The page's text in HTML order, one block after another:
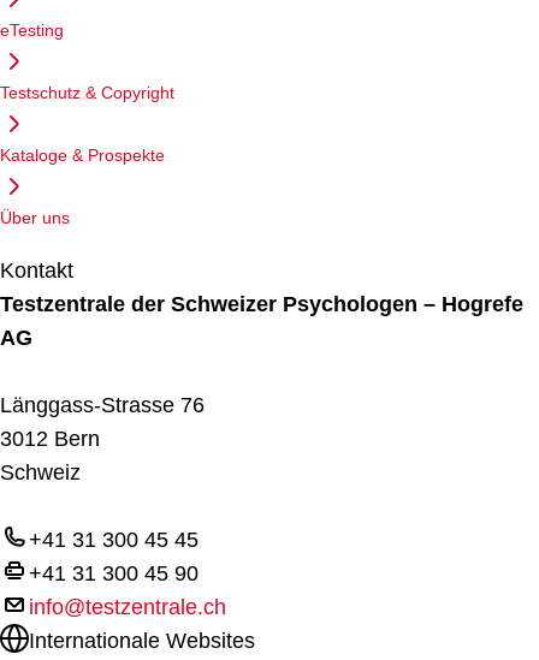
eTesting
Testschutz & Copyright
Kataloge & Prospekte
Über uns
Kontakt
Testzentrale der Schweizer Psychologen – Hogrefe
AG
Länggass-Strasse 76
3012 Bern
Schweiz
+41 31 300 45 45
+41 31 300 45 90
info@testzentrale.ch
Internationale Websites